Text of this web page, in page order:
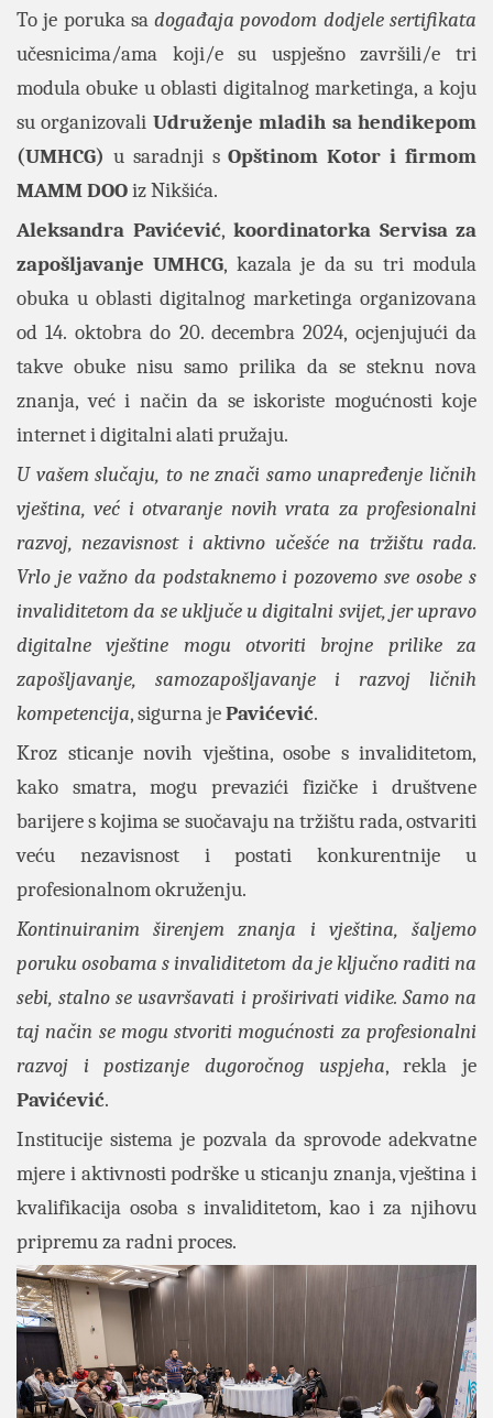
To je poruka sadogađaja povodom dodjele sertifikata
učesnicima/ama koji/e su uspješno završili/e tri
modula obuke u oblasti digitalnog marketinga, a koju
su organizovali Udruženje mladih sa hendikepom
(UMHCG) u saradnji sOpštinom Kotor i firmom
MAMM DOOiz Nikšića.
Aleksandra Pavićević, koordinatorka Servisa za
zapošljavanje UMHCG, kazala je da su tri modula
obuka u oblasti digitalnog marketinga organizovana
od 14. oktobra do 20. decembra 2024, ocjenjujući da
takve obuke nisu samo prilika da se steknu nova
znanja, već i način da se iskoriste mogućnosti koje
internet i digitalni alati pružaju.
U vašem slučaju, to ne znači samo unapređenje ličnih
vještina, već i otvaranje novih vrata za profesionalni
razvoj, nezavisnost i aktivno učešće na tržištu rada.
Vrlo je važno da podstaknemo i pozovemo sve osobe s
invaliditetom da se uključe u digitalni svijet, jer upravo
digitalne vještine mogu otvoriti brojne prilike za
zapošljavanje, samozapošljavanje i razvoj ličnih
kompetencija, sigurna jePavićević.
Kroz sticanje novih vještina, osobe s invaliditetom,
kako smatra, mogu prevazići fizičke i društvene
barijere s kojima se suočavaju na tržištu rada, ostvariti
veću nezavisnost i postati konkurentnije u
profesionalnom okruženju.
Kontinuiranim širenjem znanja i vještina, šaljemo
poruku osobama s invaliditetom da je ključno raditi na
sebi, stalno se usavršavati i proširivati vidike. Samo na
taj način se mogu stvoriti mogućnosti za profesionalni
razvoj i postizanje dugoročnog uspjeha, rekla je
Pavićević.
Institucije sistema je pozvala da sprovode adekvatne
mjere i aktivnosti podrške u sticanju znanja, vještina i
kvalifikacija osoba s invaliditetom, kao i za njihovu
pripremu za radni proces.